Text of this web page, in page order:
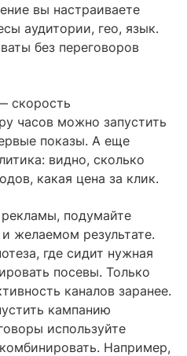
вы настраиваете
аудитории, гео, язык.
без переговоров
скорость
часов можно запустить
показы. А еще
видно, сколько
какая цена за клик.
подумайте
желаемом результате.
где сидит нужная
посевы. Только
каналов заранее.
кампанию
используйте
Например,